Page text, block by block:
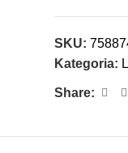
SKU:
Kategoria:
Share: